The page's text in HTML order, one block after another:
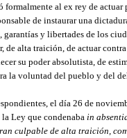
formalmente al ex rey de actuar
de instaurar una
garantías y libertades de los
de alta traición, de actuar
su poder absolutista, de
la voluntad del pueblo y del
el día 26 de
Ley que condenaba in
culpable de alta traición,